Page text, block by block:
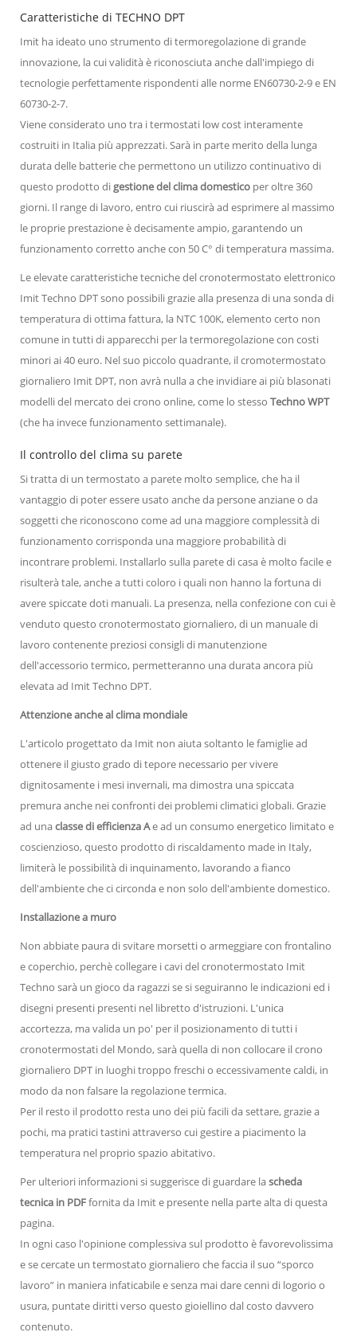
Caratteristiche di TECHNO DPT
Imit ha ideato uno strumento di termoregolazione di grande
innovazione, la cui validità è riconosciuta anche dall'impiego di
tecnologie perfettamente rispondenti alle norme EN60730-2-9 e EN
60730-2-7.
Viene considerato uno tra i termostati low cost interamente
costruiti in Italia più apprezzati. Sarà in parte merito della lunga
durata delle batterie che permettono un utilizzo continuativo di
questo prodotto di gestione del clima domestico per oltre 360
giorni. Il range di lavoro, entro cui riuscirà ad esprimere al massimo
le proprie prestazione è decisamente ampio, garantendo un
funzionamento corretto anche con 50 C° di temperatura massima.
Le elevate caratteristiche tecniche del cronotermostato elettronico
Imit Techno DPT sono possibili grazie alla presenza di una sonda di
temperatura di ottima fattura, la NTC 100K, elemento certo non
comune in tutti di apparecchi per la termoregolazione con costi
minori ai 40 euro. Nel suo piccolo quadrante, il cromotermostato
giornaliero Imit DPT, non avrà nulla a che invidiare ai più blasonati
modelli del mercato dei crono online, come lo stesso Techno WPT
(che ha invece funzionamento settimanale).
Il controllo del clima su parete
Si tratta di un termostato a parete molto semplice, che ha il
vantaggio di poter essere usato anche da persone anziane o da
soggetti che riconoscono come ad una maggiore complessità di
funzionamento corrisponda una maggiore probabilità di
incontrare problemi. Installarlo sulla parete di casa è molto facile e
risulterà tale, anche a tutti coloro i quali non hanno la fortuna di
avere spiccate doti manuali. La presenza, nella confezione con cui è
venduto questo cronotermostato giornaliero, di un manuale di
lavoro contenente preziosi consigli di manutenzione
dell'accessorio termico, permetteranno una durata ancora più
elevata ad Imit Techno DPT.
Attenzione anche al clima mondiale
L'articolo progettato da Imit non aiuta soltanto le famiglie ad
ottenere il giusto grado di tepore necessario per vivere
dignitosamente i mesi invernali, ma dimostra una spiccata
premura anche nei confronti dei problemi climatici globali. Grazie
ad unaclasse di efficienza Ae ad un consumo energetico limitato e
coscienzioso, questo prodotto di riscaldamento made in Italy,
limiterà le possibilità di inquinamento, lavorando a fianco
dell'ambiente che ci circonda e non solo dell'ambiente domestico.
Installazione a muro
Non abbiate paura di svitare morsetti o armeggiare con frontalino
e coperchio, perchè collegare i cavi del cronotermostato Imit
Techno sarà un gioco da ragazzi se si seguiranno le indicazioni ed i
disegni presenti presenti nel libretto d'istruzioni. L'unica
accortezza, ma valida un po' per il posizionamento di tutti i
cronotermostati del Mondo, sarà quella di non collocare il crono
giornaliero DPT in luoghi troppo freschi o eccessivamente caldi, in
modo da non falsare la regolazione termica.
Per il resto il prodotto resta uno dei più facili da settare, grazie a
pochi, ma pratici tastini attraverso cui gestire a piacimento la
temperatura nel proprio spazio abitativo.
Per ulteriori informazioni si suggerisce di guardare lascheda
tecnica in PDFfornita da Imit e presente nella parte alta di questa
pagina.
In ogni caso l'opinione complessiva sul prodotto è favorevolissima
e se cercate un termostato giornaliero che faccia il suo “sporco
lavoro” in maniera infaticabile e senza mai dare cenni di logorio o
usura, puntate diritti verso questo gioiellino dal costo davvero
contenuto.